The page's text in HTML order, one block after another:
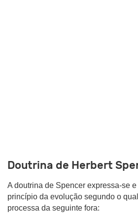
Doutrina de Herbert
A doutrina de Spencer expressa-se
princípio da evolução segundo o
processa da seguinte fora: